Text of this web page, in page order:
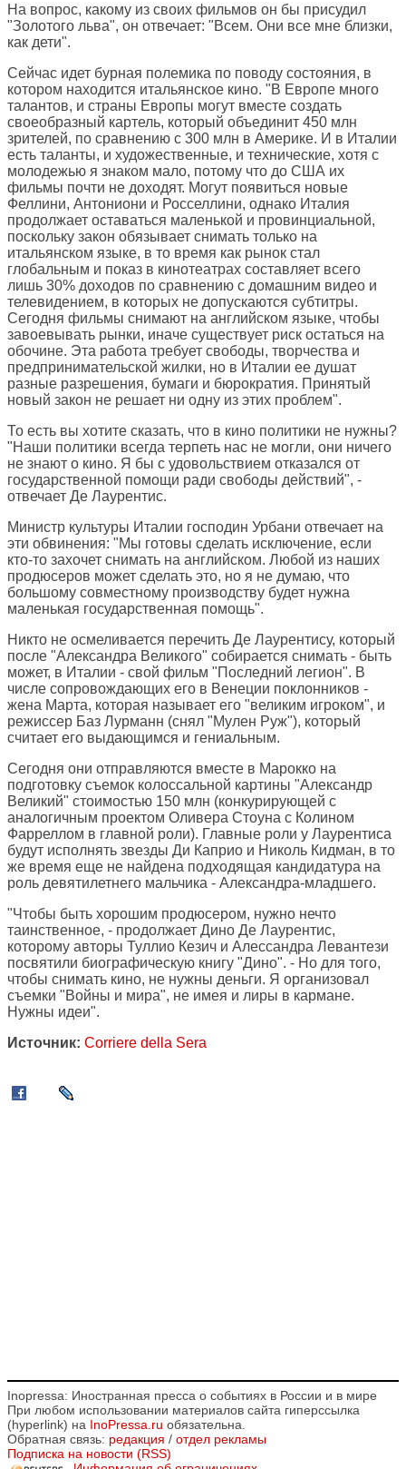
На вопрос, какому из своих фильмов он бы присудил
"Золотого льва", он отвечает: "Всем. Они все мне близки,
как дети".
Сейчас идет бурная полемика по поводу состояния, в
котором находится итальянское кино. "В Европе много
талантов, и страны Европы могут вместе создать
своеобразный картель, который объединит 450 млн
зрителей, по сравнению с 300 млн в Америке. И в Италии
есть таланты, и художественные, и технические, хотя с
молодежью я знаком мало, потому что до США их
фильмы почти не доходят. Могут появиться новые
Феллини, Антониони и Росселлини, однако Италия
продолжает оставаться маленькой и провинциальной,
поскольку закон обязывает снимать только на
итальянском языке, в то время как рынок стал
глобальным и показ в кинотеатрах составляет всего
лишь 30% доходов по сравнению с домашним видео и
телевидением, в которых не допускаются субтитры.
Сегодня фильмы снимают на английском языке, чтобы
завоевывать рынки, иначе существует риск остаться на
обочине. Эта работа требует свободы, творчества и
предпринимательской жилки, но в Италии ее душат
разные разрешения, бумаги и бюрократия. Принятый
новый закон не решает ни одну из этих проблем".
То есть вы хотите сказать, что в кино политики не нужны?
"Наши политики всегда терпеть нас не могли, они ничего
не знают о кино. Я бы с удовольствием отказался от
государственной помощи ради свободы действий", -
отвечает Де Лаурентис.
Министр культуры Италии господин Урбани отвечает на
эти обвинения: "Мы готовы сделать исключение, если
кто-то захочет снимать на английском. Любой из наших
продюсеров может сделать это, но я не думаю, что
большому совместному производству будет нужна
маленькая государственная помощь".
Никто не осмеливается перечить Де Лаурентису, который
после "Александра Великого" собирается снимать - быть
может, в Италии - свой фильм "Последний легион". В
числе сопровождающих его в Венеции поклонников -
жена Марта, которая называет его "великим игроком", и
режиссер Баз Лурманн (снял "Мулен Руж"), который
считает его выдающимся и гениальным.
Сегодня они отправляются вместе в Марокко на
подготовку съемок колоссальной картины "Александр
Великий" стоимостью 150 млн (конкурирующей с
аналогичным проектом Оливера Стоуна с Колином
Фарреллом в главной роли). Главные роли у Лаурентиса
будут исполнять звезды Ди Каприо и Николь Кидман, в то
же время еще не найдена подходящая кандидатура на
роль девятилетнего мальчика - Александра-младшего.
"Чтобы быть хорошим продюсером, нужно нечто
таинственное, - продолжает Дино Де Лаурентис,
которому авторы Туллио Кезич и Алессандра Левантези
посвятили биографическую книгу "Дино". - Но для того,
чтобы снимать кино, не нужны деньги. Я организовал
съемки "Войны и мира", не имея и лиры в кармане.
Нужны идеи".
Источник: Corriere della Sera
Inopressa: Иностранная пресса о событиях в России и в мире
При любом использовании материалов сайта гиперссылка
(hyperlink) на InoPressa.ru обязательна.
Обратная связь: редакция / отдел рекламы
Подписка на новости (RSS)